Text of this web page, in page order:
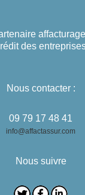
des
Nous contacter :
09 79 17 48 41
info@affactassur.com
Nous suivre